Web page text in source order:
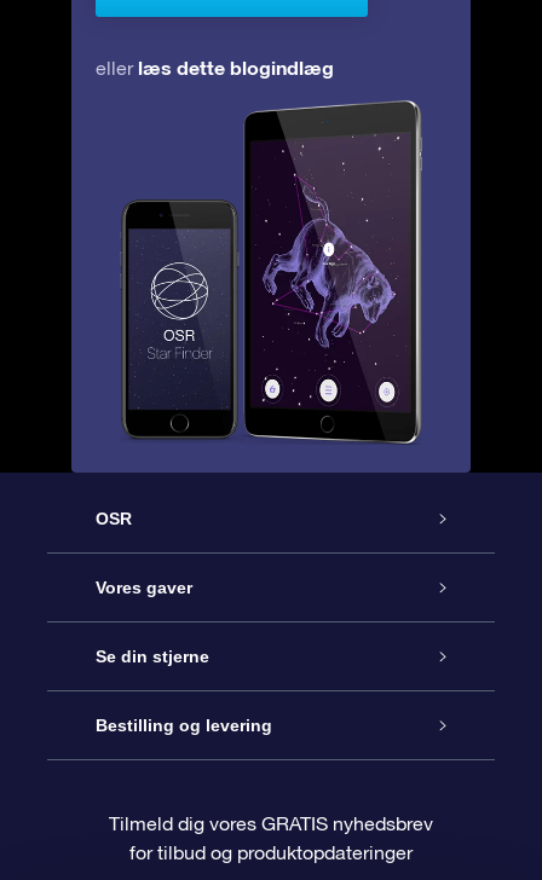
eller læs dette blogindlæg
OSR
Kundeservice
Kontakt os
Bloggen
Anmeldelser
Vores gaver
Online Stjernegave
OSR Gavepakke
OSR Gavekortet
Se din stjerne
Star Register
Personliggjort Stjerneside
Bestilling og levering
Betalingsinformation
Tilmeld dig vores GRATIS nyhedsbrev
for tilbud og produktopdateringer